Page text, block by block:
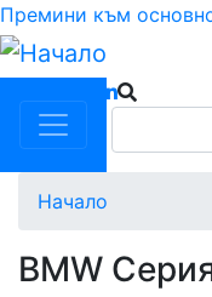
Премини към
Начало
BMW